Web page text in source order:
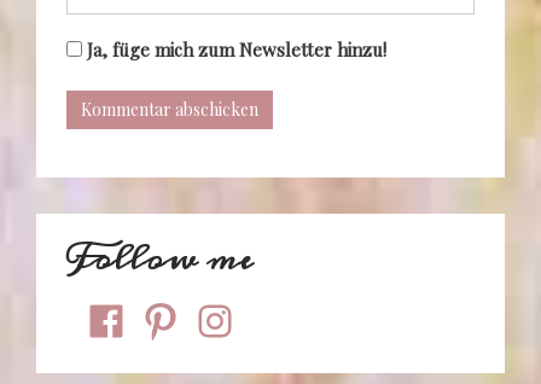
Ja, füge mich zum Newsletter hinzu!
Follow me
facebookpinterestinstagram